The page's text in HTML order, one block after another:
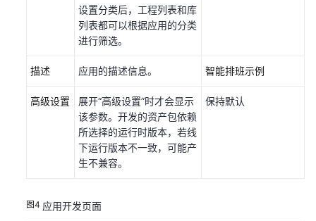
流
程
本
作
创
建
应
添
设置分类后，工程列表和库
列表都可以根据应用的分类
进行筛选。
描述 应用的描述信息。 智能排班示例
高级设置
展开“高级设置”时才会显示
该参数。开发的资产包依赖
所选择的运行时版本，若线
下运行版本不一致，可能产
生不兼容。
保持默认
图4 应用开发页面